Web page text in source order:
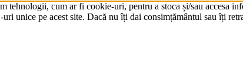
tehnologii, cum ar fi cookie-uri, pentru a stoca și/sau accesa
unice pe acest site. Dacă nu îți dai consimțământul sau îți